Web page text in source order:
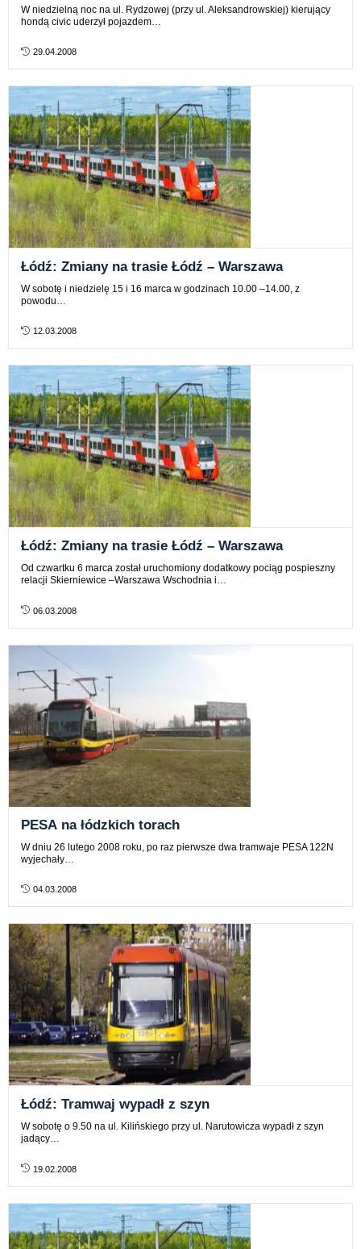
W niedzielną noc na ul. Rydzowej (przy ul. Aleksandrowskiej) kierujący
hondą civic uderzył pojazdem…
29.04.2008
Łódź: Zmiany na trasie Łódź – Warszawa
W sobotę i niedzielę 15 i 16 marca w godzinach 10.00 –14.00, z
powodu…
12.03.2008
Łódź: Zmiany na trasie Łódź – Warszawa
Od czwartku 6 marca został uruchomiony dodatkowy pociąg pospieszny
relacji Skierniewice –Warszawa Wschodnia i…
06.03.2008
PESA na łódzkich torach
W dniu 26 lutego 2008 roku, po raz pierwsze dwa tramwaje PESA 122N
wyjechały…
04.03.2008
Łódź: Tramwaj wypadł z szyn
W sobotę o 9.50 na ul. Kilińskiego przy ul. Narutowicza wypadł z szyn
jadący…
19.02.2008